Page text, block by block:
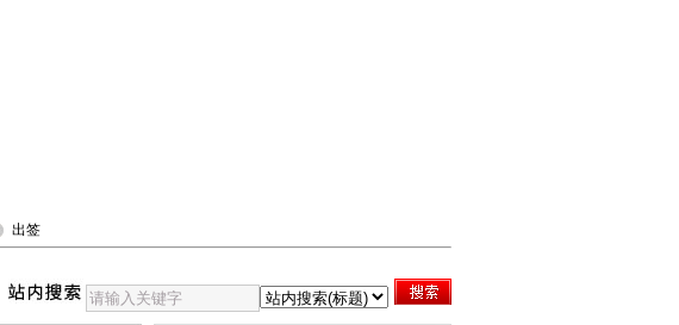
出签